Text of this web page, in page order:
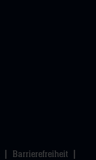
Barrierefreiheit